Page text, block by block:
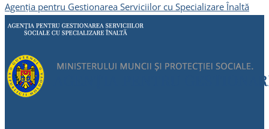
Agenția pentru Gestionarea Serviciilor cu Specializare Înaltă